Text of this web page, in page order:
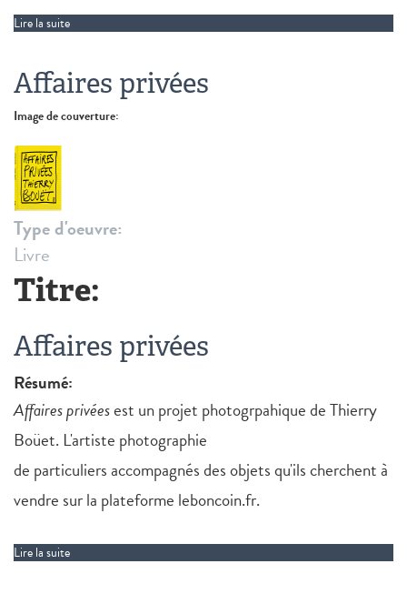
Lire la suite
Affaires privées
Image de couverture:
Type d'oeuvre:
Livre
Titre:
Affaires privées
Résumé:
Affaires privéesest un projet photogrpahique de Thierry
Boüet. L'artiste photographie
de particuliers accompagnés des objets qu'ils cherchent à
vendre sur la plateforme leboncoin.fr.
Lire la suite